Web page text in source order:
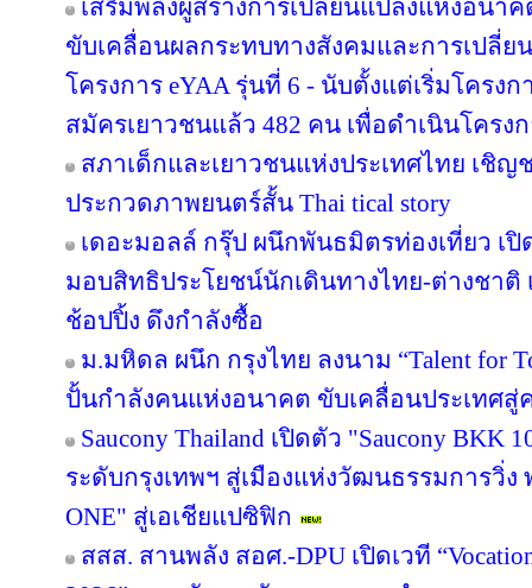
เสริมพลังผู้สร้างการเปลี่ยนแปลงแห่งอนา
ขับเคลื่อนผลกระทบทางสังคมและการเปลี่ย
โครงการ eYAA รุ่นที่ 6 - นับตั้งแต่เริ่มโครง
สมัครเยาวชนแล้ว 482 คน เพื่อดำเนินโครง
สภาเด็กและเยาวชนแห่งประเทศไทย เชิ
ประกวดภาพยนตร์สั้น Thai tical story
เดอะมอลล์ กรุ๊ป ผนึกพันธมิตรท่องเที่ยว เปิด
มอบสิทธิประโยชน์นักเดินทางไทย-ต่างชาติ
ช้อปปิ้ง ดึงกำลังซื้อ
ม.มหิดล ผนึก กรุงไทย ลงนาม “Talent for
ปั้นกำลังคนแห่งอนาคต ขับเคลื่อนประเทศสู่
Saucony Thailand เปิดตัว "Saucony
ระดับกรุงเทพฯ สู่เมืองแห่งวัฒนธรรมการวิ่ง
ONE" สู่เอเชียแปซิฟิก
สสส. สานพลัง สอศ.-DPU เปิดเวที